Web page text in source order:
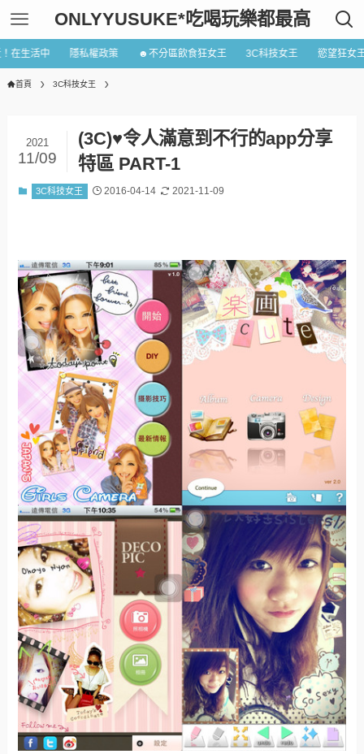
ONLYYUSUKE*吃喝玩樂都最高
在生活中 隱私權政策 ☻不分區飲食狂女王 3C科技女王 慾望狂女
首頁 3C科技女王
(3C)♥令人滿意到不行的app分享
特區 PART-1
2021
11/09
3C科技女王 2016-04-14 2021-11-09